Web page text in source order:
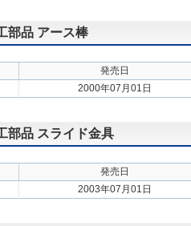
部品 アース棒
発売日
2000年07月01日
部品 スライド金具
発売日
2003年07月01日